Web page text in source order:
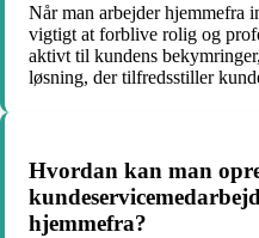
Når man arbejder hjemmefra
vigtigt at forblive rolig og
aktivt til kundens
løsning, der tilfredsstiller
Hvordan kan man
hjemmefra?